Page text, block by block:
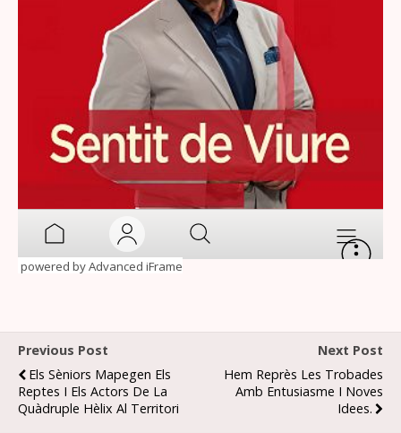
powered by Advanced iFrame
Previous Post
Els Sèniors Mapegen Els
Reptes I Els Actors De La
Quàdruple Hèlix Al Territori
Next Post
Hem Reprès Les Trobades
Amb Entusiasme I Noves
Idees.